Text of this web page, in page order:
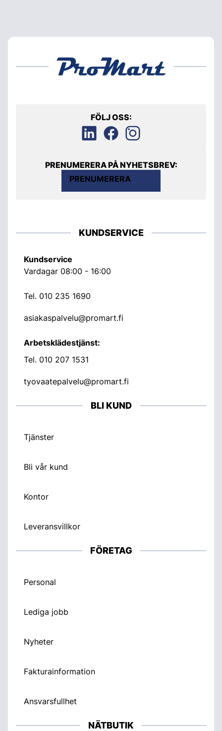
FÖLJ OSS:
PRENUMERERA PÅ NYHETSBREV:
PRENUMERERA
KUNDSERVICE
Kundservice
Vardagar 08:00 - 16:00
Tel. 010 235 1690
asiakaspalvelu@promart.fi
Arbetsklädestjänst:
Tel. 010 207 1531
tyovaatepalvelu@promart.fi
BLI KUND
Tjänster
Bli vår kund
Kontor
Leveransvillkor
FÖRETAG
Personal
Lediga jobb
Nyheter
Fakturainformation
Ansvarsfullhet
NÄTBUTIK